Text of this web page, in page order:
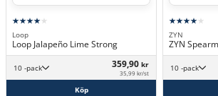
Loop
Loop Jalapeño Lime Strong
10 -pack 359,90 kr
35,99 kr/st
Köp
ZYN
ZYN
10 -pack